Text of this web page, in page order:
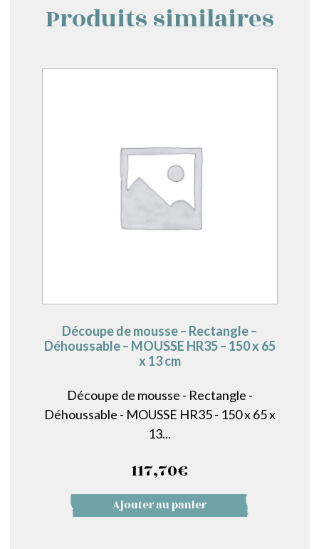
Produits similaires
Découpe de mousse – Rectangle –
Déhoussable – MOUSSE HR35 – 150 x 65
x 13 cm
Découpe de mousse - Rectangle -
Déhoussable - MOUSSE HR35 - 150 x 65 x
13...
117,70€
Ajouter au panier